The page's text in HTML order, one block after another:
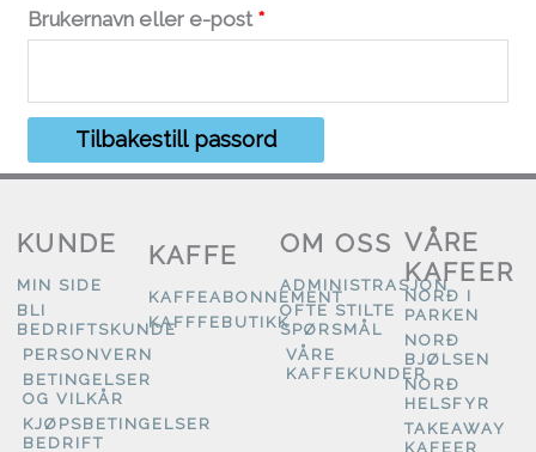
Brukernavn eller e-post *
Tilbakestill passord
KUNDE
MIN SIDE
BLI
BEDRIFTSKUNDE
PERSONVERN
BETINGELSER
OG VILKÅR
KJØPSBETINGELSER
BEDRIFT
KAFFE
KAFFEABONNEMENT
KAFFFEBUTIKK
OM OSS
ADMINISTRASJON
OFTE STILTE
SPØRSMÅL
VÅRE
KAFFEKUNDER
VÅRE
KAFEER
NORÐ I
PARKEN
NORÐ
BJØLSEN
NORÐ
HELSFYR
TAKEAWAY
KAFEER